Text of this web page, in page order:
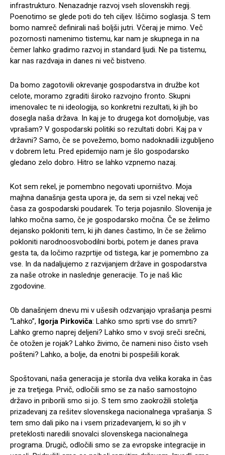
infrastrukturo. Nenazadnje razvoj vseh slovenskih regij.
Poenotimo se glede poti do teh ciljev. Iščimo soglasja. S tem
bomo namreč definirali naš boljši jutri. Včeraj je mimo. Več
pozornosti namenimo tistemu, kar nam je skupnega in na
čemer lahko gradimo razvoj in standard ljudi. Ne pa tistemu,
kar nas razdvaja in danes ni več bistveno.
Da bomo zagotovili okrevanje gospodarstva in družbe kot
celote, moramo zgraditi široko razvojno fronto. Skupni
imenovalec te ni ideologija, so konkretni rezultati, ki jih bo
dosegla naša država. In kaj je to drugega kot domoljubje, vas
vprašam? V gospodarski politiki so rezultati dobri. Kaj pa v
državni? Samo, če se povežemo, bomo nadoknadili izgubljeno
v dobrem letu. Pred epidemijo nam je šlo gospodarsko
gledano zelo dobro. Hitro se lahko vzpnemo nazaj.
Kot sem rekel, je pomembno negovati uporništvo. Moja
majhna današnja gesta upora je, da sem si vzel nekaj več
časa za gospodarski poudarek. To terja pojasnilo. Slovenija je
lahko močna samo, če je gospodarsko močna. Če se želimo
dejansko pokloniti tem, ki jih danes častimo, In če se želimo
pokloniti narodnoosvobodilni borbi, potem je danes prava
gesta ta, da ločimo razprtije od tistega, kar je pomembno za
vse. In da nadaljujemo z razvijanjem države in gospodarstva
za naše otroke in naslednje generacije. To je naš klic
zgodovine.
Ob današnjem dnevu mi v ušesih odzvanjajo vprašanja pesmi
“Lahko”, Igorja Pirkoviča: Lahko smo sprti vse do smrti?
Lahko gremo naprej deljeni? Lahko smo v svoji sreči srečni,
če otožen je rojak? Lahko živimo, če nameni niso čisto vseh
pošteni? Lahko, a bolje, da enotni bi pospešili korak.
Spoštovani, naša generacija je storila dva velika koraka in čas
je za tretjega. Prvič, odločili smo se za našo samostojno
državo in priborili smo si jo. S tem smo zaokrožili stoletja
prizadevanj za rešitev slovenskega nacionalnega vprašanja. S
tem smo dali piko na i vsem prizadevanjem, ki so jih v
preteklosti naredili snovalci slovenskega nacionalnega
programa. Drugič, odločili smo se za evropske integracije in